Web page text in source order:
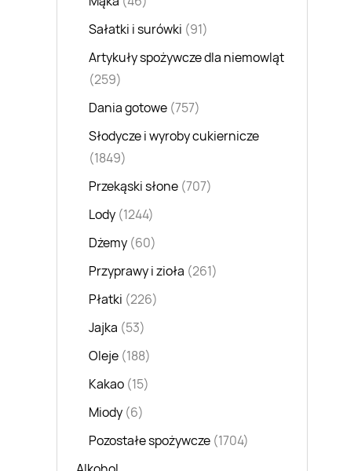
Sałatki i surówki (91)
Artykuły spożywcze dla niemowląt
(259)
Dania gotowe (757)
Słodycze i wyroby cukiernicze
(1849)
Przekąski słone (707)
Lody (1244)
Dżemy (60)
Przyprawy i zioła (261)
Płatki (226)
Jajka (53)
Oleje (188)
Kakao (15)
Miody (6)
Pozostałe spożywcze (1704)